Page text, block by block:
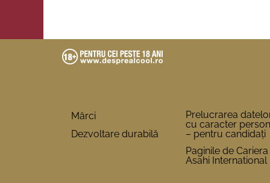
Mărci
Dezvoltare durabilă
Prelucrarea
cu caracter
– pentru candidați
Paginile de Cariera
Asahi International